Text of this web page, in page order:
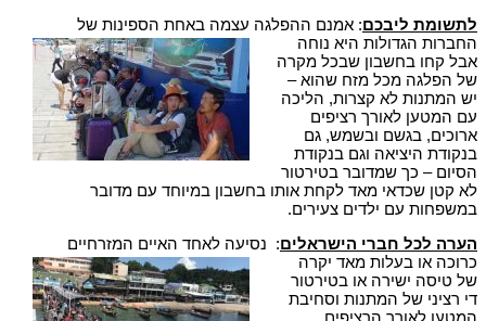
לתשומת ליבכם: אמנם ההפלגה עצמה באחת הספינות של
החברות הגדולות היא נוחה
אבל קחו בחשבון שבכל מקרה
של הפלגה מכל מזח שהוא –
יש המתנות לא קצרות, הליכה
עם המטען לאורך רציפים
ארוכים, בגשם ובשמש, גם
בנקודת היציאה וגם בנקודת
הסיום – כך שמדובר בטירטור
לא קטן שכדאי מאד לקחת אותו בחשבון במיוחד עם מדובר
במשפחות עם ילדים צעירים.
הערה לכל חברי הישראלים: נסיעה לאחד האיים המזרחיים
כרוכה או בעלות מאד יקרה
של טיסה ישירה או בטירטור
די רציני של המתנות וסחיבת
המטען לאורך הרציפים